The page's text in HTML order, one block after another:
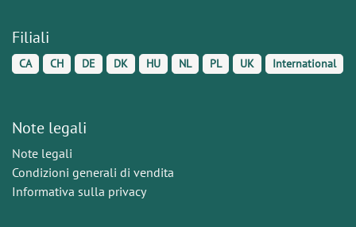
Filiali
CA CH DE DK HU NL PL UK International
Note legali
Note legali
Condizioni generali di vendita
Informativa sulla privacy